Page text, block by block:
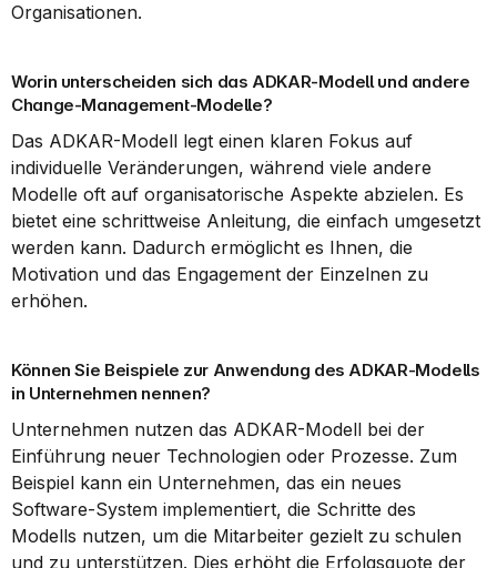
Organisationen.
Worin unterscheiden sich das ADKAR-Modell und andere
Change-Management-Modelle?
Das ADKAR-Modell legt einen klaren Fokus auf
individuelle Veränderungen, während viele andere
Modelle oft auf organisatorische Aspekte abzielen. Es
bietet eine schrittweise Anleitung, die einfach umgesetzt
werden kann. Dadurch ermöglicht es Ihnen, die
Motivation und das Engagement der Einzelnen zu
erhöhen.
Können Sie Beispiele zur Anwendung des ADKAR-Modells
in Unternehmen nennen?
Unternehmen nutzen das ADKAR-Modell bei der
Einführung neuer Technologien oder Prozesse. Zum
Beispiel kann ein Unternehmen, das ein neues
Software-System implementiert, die Schritte des
Modells nutzen, um die Mitarbeiter gezielt zu schulen
und zu unterstützen. Dies erhöht die Erfolgsquote der